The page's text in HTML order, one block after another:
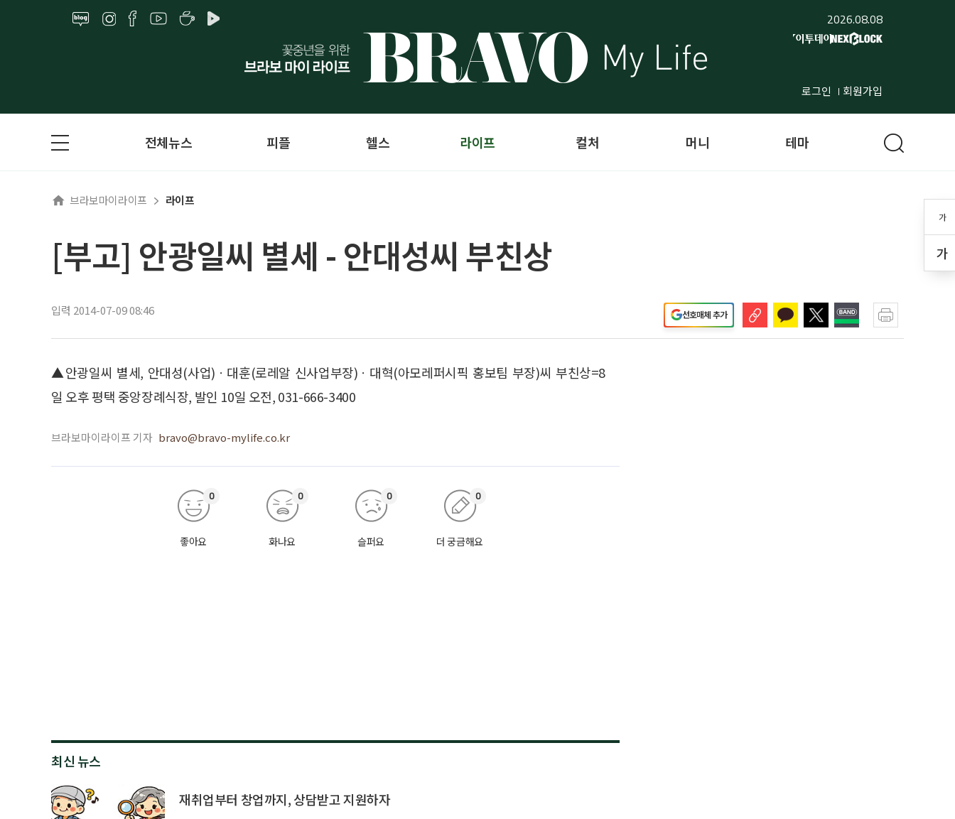
2026.08.08
로그인 회원가입
가
가
전체뉴스 피플 헬스 라이프 컬처 머니 테마
브라보마이라이프 라이프
[부고] 안광일씨 별세 - 안대성씨 부친상
입력 2014-07-09 08:46 선호매체 추가
▲안광일씨 별세, 안대성(사업)ㆍ대훈(로레알 신사업부장)ㆍ대혁(아모레퍼시픽 홍보팀 부장)씨 부친상=8
일 오후 평택 중앙장례식장, 발인 10일 오전, 031-666-3400
브라보마이라이프 기자 bravo@bravo-mylife.co.kr
좋아요
0
화나요
0
슬퍼요
0
더 궁금해요
0
최신 뉴스
재취업부터 창업까지, 상담받고 지원하자